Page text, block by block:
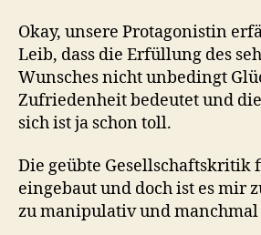
Okay, unsere Protagonistin
Leib, dass die Erfüllung des
Wunsches nicht unbedingt
Zufriedenheit bedeutet und
sich ist ja schon toll.
Die geübte Gesellschaftskritik
eingebaut und doch ist es mir
zu manipulativ und